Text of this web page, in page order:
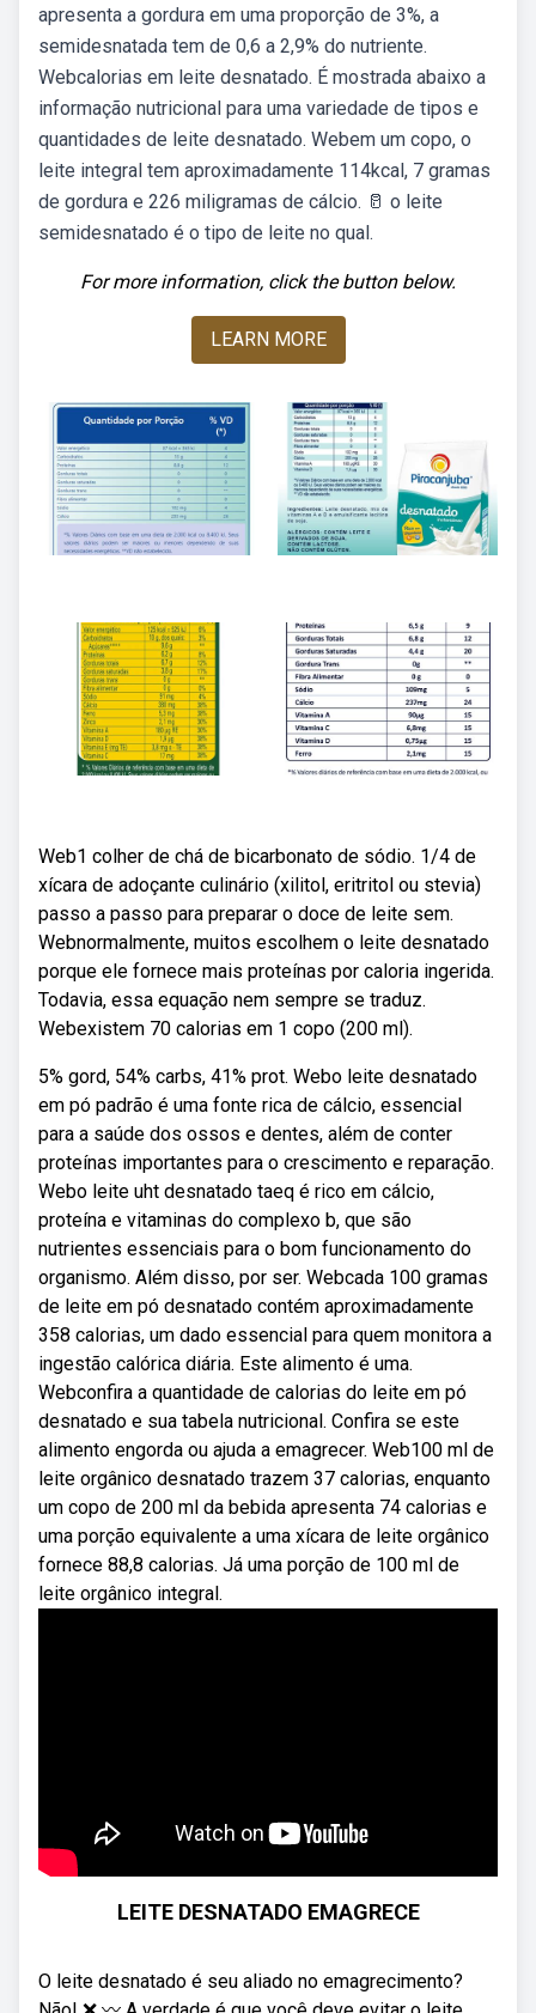
apresenta a gordura em uma proporção de 3%, a
semidesnatada tem de 0,6 a 2,9% do nutriente.
Webcalorias em leite desnatado. É mostrada abaixo a
informação nutricional para uma variedade de tipos e
quantidades de leite desnatado. Webem um copo, o
leite integral tem aproximadamente 114kcal, 7 gramas
de gordura e 226 miligramas de cálcio. 🥛 o leite
semidesnatado é o tipo de leite no qual.
For more information, click the button below.
LEARN MORE
Web1 colher de chá de bicarbonato de sódio. 1/4 de
xícara de adoçante culinário (xilitol, eritritol ou stevia)
passo a passo para preparar o doce de leite sem.
Webnormalmente, muitos escolhem o leite desnatado
porque ele fornece mais proteínas por caloria ingerida.
Todavia, essa equação nem sempre se traduz.
Webexistem 70 calorias em 1 copo (200 ml).
5% gord, 54% carbs, 41% prot. Webo leite desnatado
em pó padrão é uma fonte rica de cálcio, essencial
para a saúde dos ossos e dentes, além de conter
proteínas importantes para o crescimento e reparação.
Webo leite uht desnatado taeq é rico em cálcio,
proteína e vitaminas do complexo b, que são
nutrientes essenciais para o bom funcionamento do
organismo. Além disso, por ser. Webcada 100 gramas
de leite em pó desnatado contém aproximadamente
358 calorias, um dado essencial para quem monitora a
ingestão calórica diária. Este alimento é uma.
Webconfira a quantidade de calorias do leite em pó
desnatado e sua tabela nutricional. Confira se este
alimento engorda ou ajuda a emagrecer. Web100 ml de
leite orgânico desnatado trazem 37 calorias, enquanto
um copo de 200 ml da bebida apresenta 74 calorias e
uma porção equivalente a uma xícara de leite orgânico
fornece 88,8 calorias. Já uma porção de 100 ml de
leite orgânico integral.
LEITE DESNATADO EMAGRECE
O leite desnatado é seu aliado no emagrecimento?